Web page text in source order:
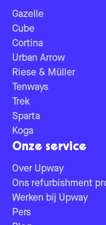
Gazelle
Cube
Cortina
Urban Arrow
Riese & Müller
Tenways
Trek
Sparta
Koga
Onze service
Over Upway
Ons refurbishment
Werken bij Upway
Pers